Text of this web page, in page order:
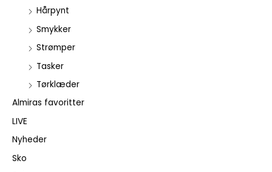
Hårpynt
Smykker
Strømper
Tasker
Tørklæder
Almiras favoritter
LIVE
Nyheder
Sko